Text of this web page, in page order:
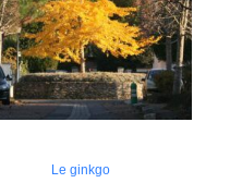
Le ginkgo